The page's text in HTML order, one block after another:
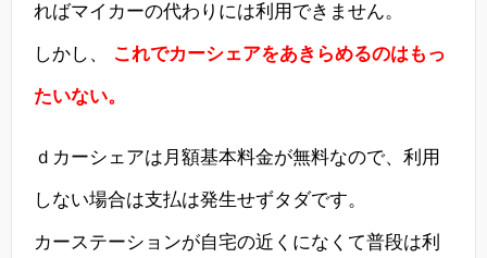
ればマイカーの代わりには利用できません。
しかし、 これでカーシェアをあきらめるのはもっ
たいない。
ｄカーシェアは月額基本料金が無料なので、利用
しない場合は支払は発生せずタダです。
カーステーションが自宅の近くになくて普段は利